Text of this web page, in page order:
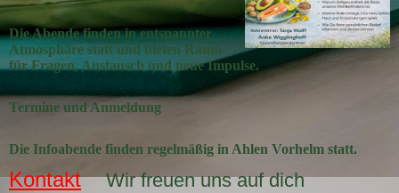
Die Abende finden in entspannter
Atmosphäre statt und bieten Raum
für Fragen, Austausch und neue Impulse.
Termine und Anmeldung
Die Infoabende finden regelmäßig in Ahlen Vorhelm statt.
Kontakt Wir freuen uns auf dich